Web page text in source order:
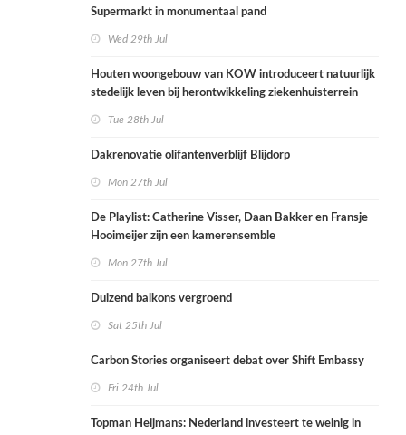
Supermarkt in monumentaal pand
Wed 29th Jul
Houten woongebouw van KOW introduceert natuurlijk
stedelijk leven bij herontwikkeling ziekenhuisterrein
Tue 28th Jul
Dakrenovatie olifantenverblijf Blijdorp
Mon 27th Jul
De Playlist: Catherine Visser, Daan Bakker en Fransje
Hooimeijer zijn een kamerensemble
Mon 27th Jul
Duizend balkons vergroend
Sat 25th Jul
Carbon Stories organiseert debat over Shift Embassy
Fri 24th Jul
Topman Heijmans: Nederland investeert te weinig in